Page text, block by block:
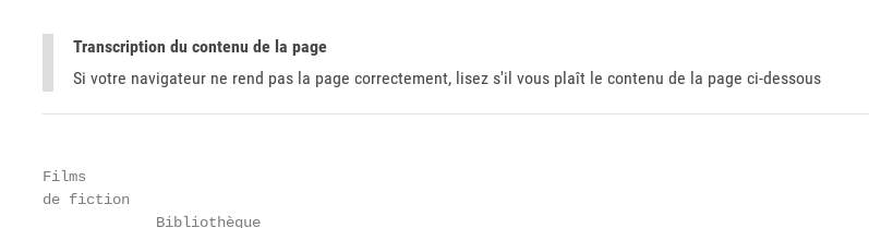
Transcription du contenu de la page
Si votre navigateur ne rend pas la page correctement, lisez s'il vous plaît le contenu de la page ci-dessous
Films
de fiction
             Bibliothèque